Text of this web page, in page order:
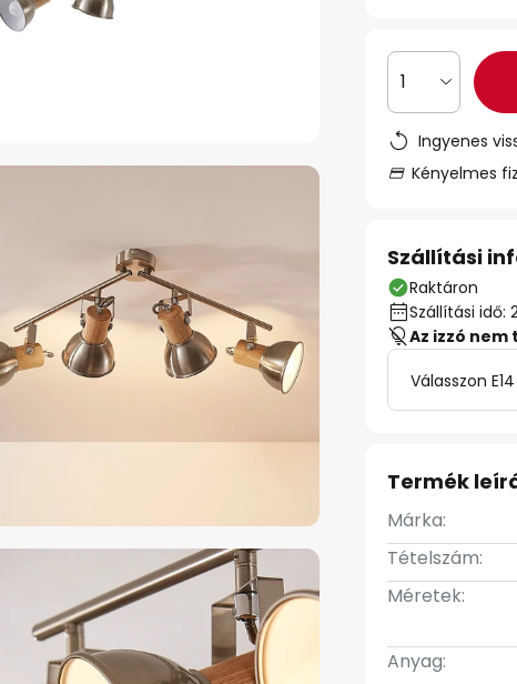
1
Ingyenes
Kényelmes
Szállítási
Raktáron
Szállítási idő:
Az izzó
Válasszon
Termék
Márka:
Tételszám:
Méretek:
Anyag: